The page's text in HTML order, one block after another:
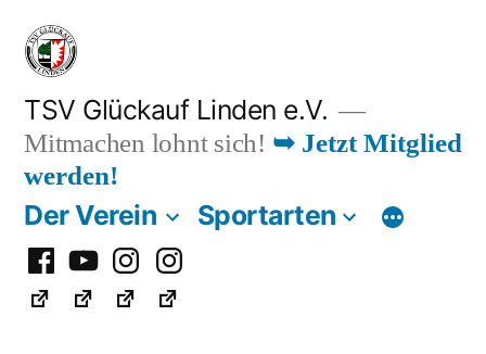
Zum
Inhalt
springen
TSV Glückauf Linden e.V.
Mitmachen lohnt sich! ➥ Jetzt Mitglied
werden!
Der Verein Sportarten
Facebook
YoutubeInstagramInstagram
Fußball